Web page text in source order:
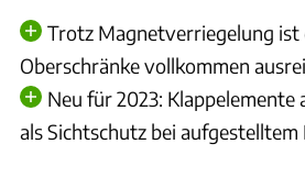
Trotz Magnetverriegelung
Oberschränke vollkommen
Neu für 2023: Klappelemente
als Sichtschutz bei aufgestelltem